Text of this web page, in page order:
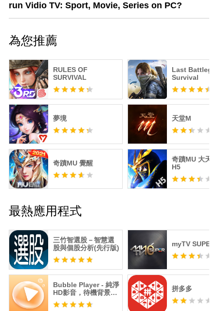
run Vidio TV: Sport, Movie, Series on PC?
為您推薦
RULES OF
SURVIVAL
Last
Survival
夢境 天堂M
奇蹟MU 覺醒
奇蹟MU 大天
H5
最熱應用程式
三竹智選股－智慧選
股與個股分析(先行版)
Bubble Player - 純淨
HD影音，待機背景播
放器
myTV SUPER
拼多多